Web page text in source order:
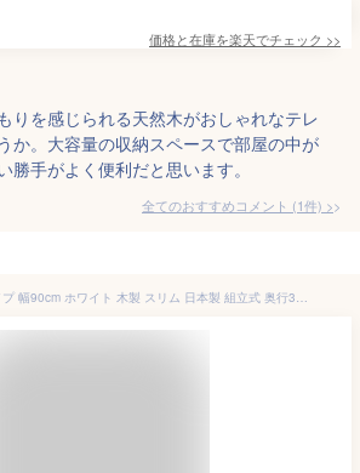
価格と在庫を楽天でチェック >>
りを感じられる天然木がおしゃれなテレ
か。大容量の収納スペースで部屋の中が
勝手がよく便利だと思います。
全てのおすすめコメント (1件) >
テレビ台 ハイタイプ 幅90cm ホワイト 木製 スリム 日本製 組立式 奥行32.5 高さ69 テレビボード キャスター付き 1人暮らし 新生活 シンプル キャスター付き 32型 37v型 42型対応 セカンドTV台 シンプル 北欧 モダン 背面美人